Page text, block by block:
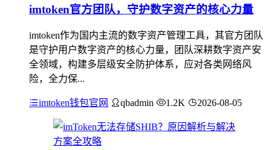
imtoken官方团队，守护数字资产的核心力量
imtoken作为国内主流的数字资产管理工具，其官方团队
是守护用户数字资产的核心力量，团队深耕数字资产安
全领域，构建多层级安全防护体系，应对各类网络风
险，全力保...
imtoken钱包官网 qbadmin 1.2K 2026-08-05